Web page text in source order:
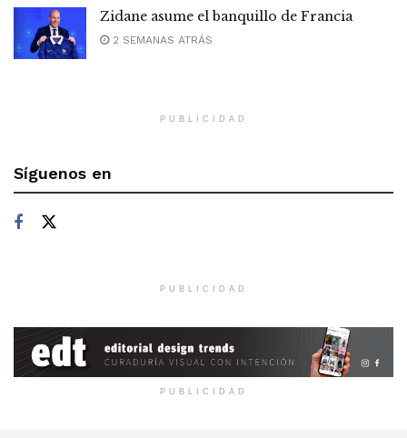
Zidane asume el banquillo de Francia
2 SEMANAS ATRÁS
PUBLICIDAD
Síguenos en
PUBLICIDAD
PUBLICIDAD